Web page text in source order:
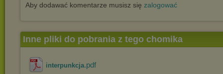
Aby dodawać komentarze musisz się zalogować
Inne pliki do pobrania z tego chomika
interpunkcja.pdf